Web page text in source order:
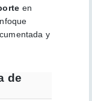
en
y
de